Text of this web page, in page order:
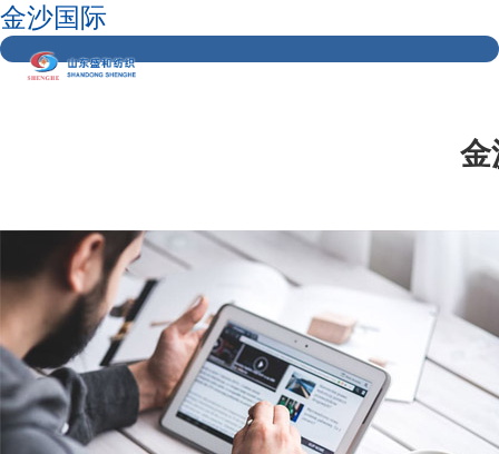
金沙国际
金